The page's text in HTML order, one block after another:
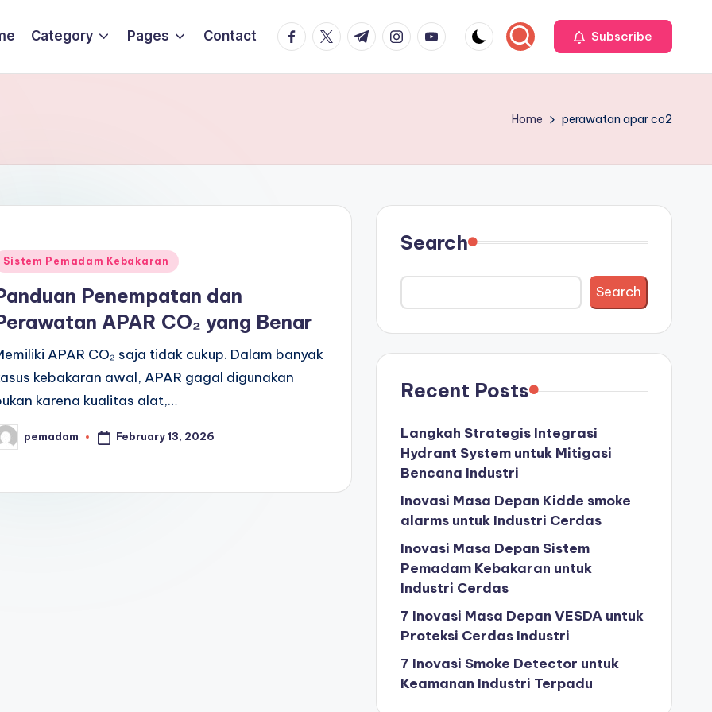
Category Pages Contact Facebook
TwitterTelegramInstagram
Youtube Subscribe
Home perawatan apar co2
Sistem Pemadam Kebakaran
Penempatan dan
APAR CO₂ yang Benar
APAR CO₂ saja tidak cukup. Dalam banyak
kebakaran awal, APAR gagal digunakan
karena kualitas alat,…
pemadam February 13, 2026
Search
Search
Recent Posts
Langkah Strategis Integrasi
Hydrant System untuk Mitigasi
Bencana Industri
Inovasi Masa Depan Kidde smoke
alarms untuk Industri Cerdas
Inovasi Masa Depan Sistem
Pemadam Kebakaran untuk
Industri Cerdas
7 Inovasi Masa Depan VESDA untuk
Proteksi Cerdas Industri
7 Inovasi Smoke Detector untuk
Keamanan Industri Terpadu